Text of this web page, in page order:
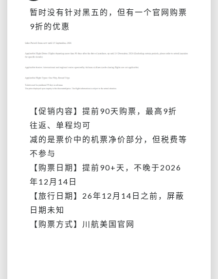
暂时没有针对黑五的，但有一个官网购票
9折的优惠
【促销内容】提前90天购票，最高9折
往返、单程均可
减的是票价中的机票净价部分，但税费等
不参与
【购票日期】提前90+天，不晚于2026
年12月14日
【旅行日期】 26年12月14日之前，屏蔽
日期未知
【购票方式】川航美国官网